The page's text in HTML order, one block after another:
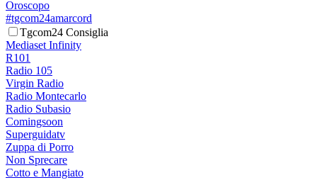
Oroscopo
#tgcom24amarcord
Tgcom24 Consiglia
Mediaset Infinity
R101
Radio 105
Virgin Radio
Radio Montecarlo
Radio Subasio
Comingsoon
Superguidatv
Zuppa di Porro
Non Sprecare
Cotto e Mangiato